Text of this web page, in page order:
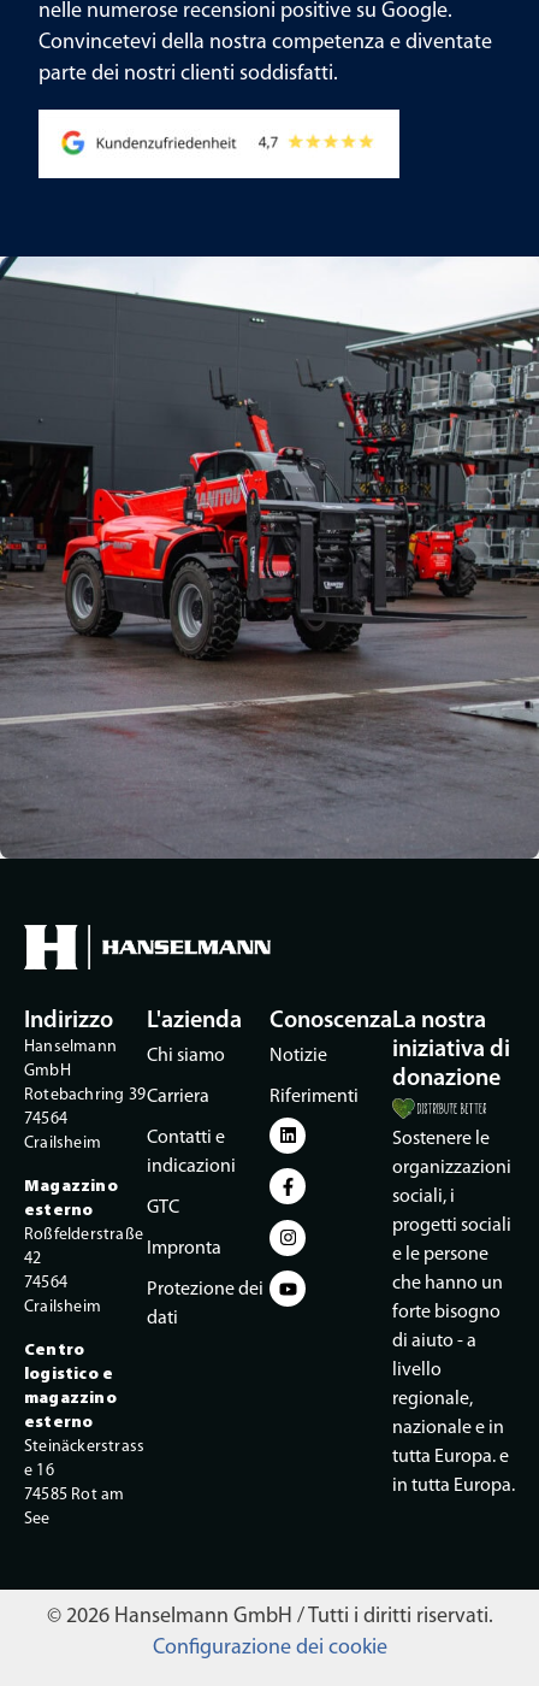
nelle numerose recensioni positive su Google.
Convincetevi della nostra competenza e diventate
parte dei nostri clienti soddisfatti.
Indirizzo
Hanselmann
GmbH
Rotebachring 39
74564
Crailsheim
Magazzino
esterno
Roßfelderstraße
42
74564
Crailsheim
Centro
logistico e
magazzino
esterno
Steinäckerstrass
e 16
74585 Rot am
See
L'azienda
Chi siamo
Carriera
Contatti e
indicazioni
GTC
Impronta
Protezione dei
dati
Conoscenza
Notizie
Riferimenti
La nostra
iniziativa di
donazione
Sostenere le
organizzazioni
sociali, i
progetti sociali
e le persone
che hanno un
forte bisogno
di aiuto - a
livello
regionale,
nazionale e in
tutta Europa. e
in tutta Europa.
© 2026 Hanselmann GmbH / Tutti i diritti riservati.
Configurazione dei cookie